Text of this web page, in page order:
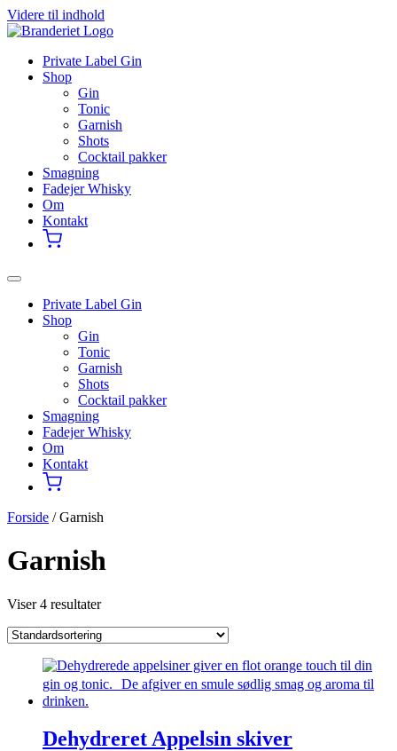
Videre til indhold
Private Label Gin
Shop
Gin
Tonic
Garnish
Shots
Cocktail pakker
Smagning
Fadejer Whisky
Om
Kontakt
Private Label Gin
Shop
Gin
Tonic
Garnish
Shots
Cocktail pakker
Smagning
Fadejer Whisky
Om
Kontakt
Forside / Garnish
Garnish
Viser 4 resultater
Dehydreret Appelsin skiver